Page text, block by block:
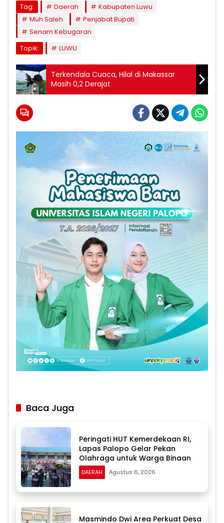
Tag: Daerah
Kabupaten Luwu
Muh Saleh
Penjabat Bupati
Senam Kebugaran
Topik:
LUWU
Terkendala Cuaca, Hilal di Makassar
Masih 0,2 Derajat
Baca Juga
Peringati HUT Kemerdekaan RI,
Lapas Palopo Gelar Pekan
Olahraga untuk Warga Binaan
DAERAH Agustus 6, 2026
Masmindo Dwi Area Perkuat Desa